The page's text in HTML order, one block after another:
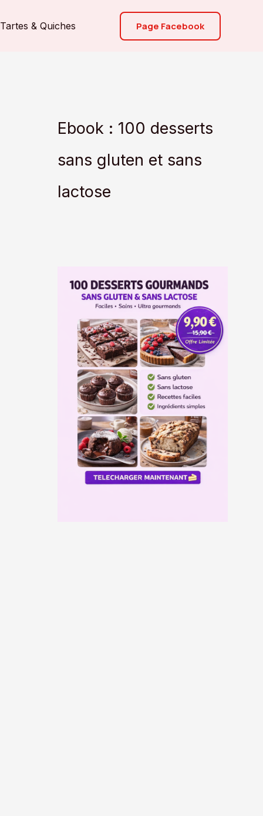
Tartes & Quiches Page Facebook
Ebook : 100 desserts
sans gluten et sans
lactose